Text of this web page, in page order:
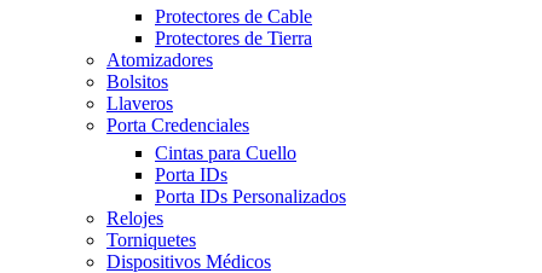
Protectores de Cable
Protectores de Tierra
Atomizadores
Bolsitos
Llaveros
Porta Credenciales
Cintas para Cuello
Porta IDs
Porta IDs Personalizados
Relojes
Torniquetes
Dispositivos Médicos